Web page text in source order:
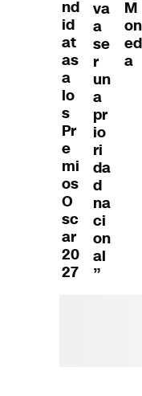
nd
id
at
as
a
lo
s
Pr
e
mi
os
O
sc
ar
20
27
va
a
se
r
un
a
pr
io
ri
da
d
na
ci
on
al
”
M
on
ed
a